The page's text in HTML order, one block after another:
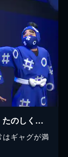
舞台「忍たま乱太郎」～あかるく、たのしく、ゆかい！の段～
はギャグが満